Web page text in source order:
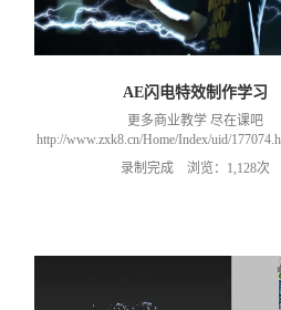
AE闪电特效制作学习
更多商业教学 尽在课吧
http://www.zxk8.cn/Home/Index/uid/
以加群(课程所用素材和插件，均在
466106974 群里干货满满 可以加我们导
录制完成 浏览：1,128次